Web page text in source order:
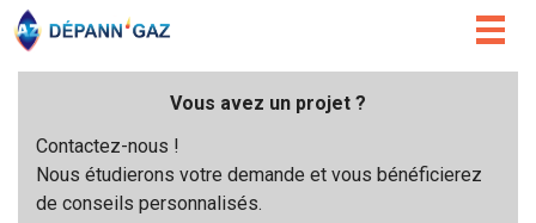
Vous avez un projet ?
Contactez-nous !
Nous étudierons votre demande et vous bénéficierez
de conseils personnalisés.